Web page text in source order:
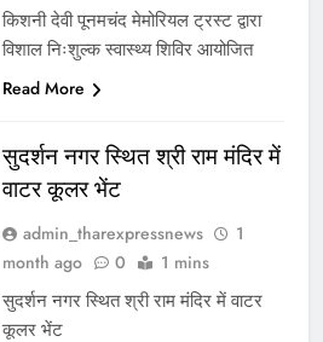
किशनी देवी पूनमचंद मेमोरियल ट्रस्ट द्वारा
विशाल निःशुल्क स्वास्थ्य शिविर आयोजित
Read More
सुदर्शन नगर स्थित श्री राम मंदिर में
वाटर कूलर भेंट
admin_tharexpressnews
1
month ago
0 1 mins
सुदर्शन नगर स्थित श्री राम मंदिर में वाटर
कूलर भेंट